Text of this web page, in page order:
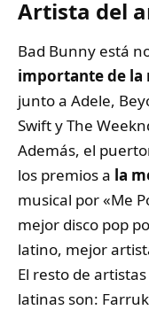
Artista del
Bad Bunny está
importante de la
junto a Adele,
Swift y The
Además, el
los premios a la
musical por «Me
mejor disco pop
latino, mejor
El resto de
latinas son: